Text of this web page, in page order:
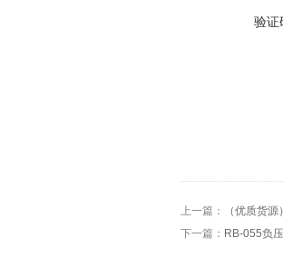
验证
上一篇：
（优质货
下一篇： RB-055负